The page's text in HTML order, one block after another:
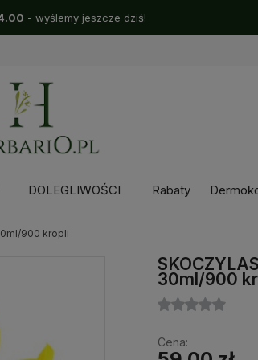
- wyślemy jeszcze dziś!
oferty
DOLEGLIWOŚCI Rabaty
900 kropli
30ml/900
Cena: